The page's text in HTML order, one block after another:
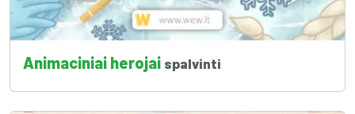
Animaciniai herojai spalvinti